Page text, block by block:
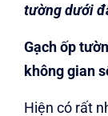
tường dưới
Gạch ốp
không gian
Hiện có rất